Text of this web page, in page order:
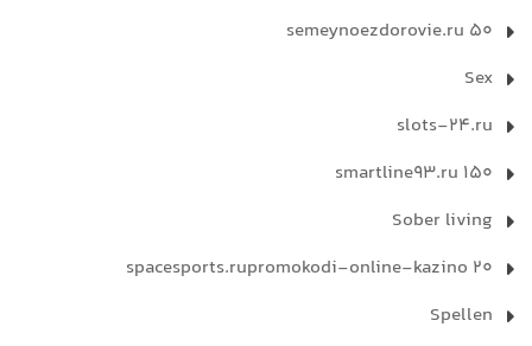
semeynoezdorovie.ru 50
Sex
slots-24.ru
smartline93.ru 150
Sober living
spacesports.rupromokodi-online-kazino 20
Spellen